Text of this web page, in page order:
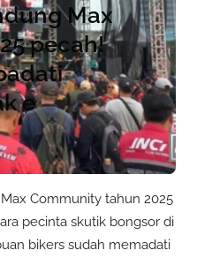
Max
pecah!
e
Community tahun 2025
pecinta skutik bongsor di
bikers sudah memadati